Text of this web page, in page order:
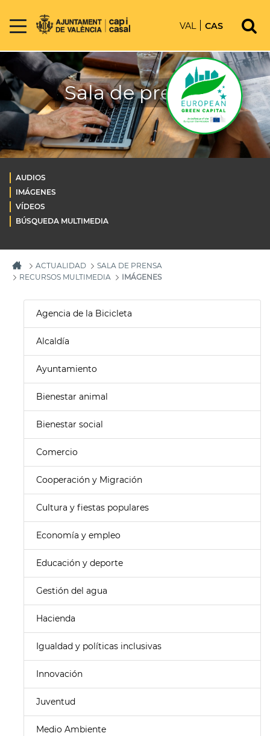
VAL CAS
Sala de prensa
AUDIOS
IMÁGENES
VÍDEOS
BÚSQUEDA MULTIMEDIA
ACTUALIDAD
SALA DE PRENSA
RECURSOS MULTIMEDIA
IMÁGENES
Agencia de la Bicicleta
Alcaldía
Ayuntamiento
Bienestar animal
Bienestar social
Comercio
Cooperación y Migración
Cultura y fiestas populares
Economía y empleo
Educación y deporte
Gestión del agua
Hacienda
Igualdad y políticas inclusivas
Innovación
Juventud
Medio Ambiente